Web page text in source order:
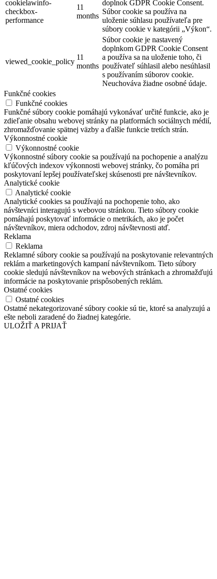
cookielawinfo-
checkbox-
performance
11
months
doplnok GDPR Cookie Consent.
Súbor cookie sa používa na
uloženie súhlasu používateľa pre
súbory cookie v kategórii „Výkon“.
viewed_cookie_policy
11
months
Súbor cookie je nastavený
doplnkom GDPR Cookie Consent
a používa sa na uloženie toho, či
používateľ súhlasil alebo nesúhlasil
s používaním súborov cookie.
Neuchováva žiadne osobné údaje.
Funkčné cookies
Funkčné cookies
Funkčné súbory cookie pomáhajú vykonávať určité funkcie, ako je
zdieľanie obsahu webovej stránky na platformách sociálnych médií,
zhromažďovanie spätnej väzby a ďalšie funkcie tretích strán.
Výkonnostné cookie
Výkonnostné cookie
Výkonnostné súbory cookie sa používajú na pochopenie a analýzu
kľúčových indexov výkonnosti webovej stránky, čo pomáha pri
poskytovaní lepšej používateľskej skúsenosti pre návštevníkov.
Analytické cookie
Analytické cookie
Analytické cookies sa používajú na pochopenie toho, ako
návštevníci interagujú s webovou stránkou. Tieto súbory cookie
pomáhajú poskytovať informácie o metrikách, ako je počet
návštevníkov, miera odchodov, zdroj návštevnosti atď.
Reklama
Reklama
Reklamné súbory cookie sa používajú na poskytovanie relevantných
reklám a marketingových kampaní návštevníkom. Tieto súbory
cookie sledujú návštevníkov na webových stránkach a zhromažďujú
informácie na poskytovanie prispôsobených reklám.
Ostatné cookies
Ostatné cookies
Ostatné nekategorizované súbory cookie sú tie, ktoré sa analyzujú a
ešte neboli zaradené do žiadnej kategórie.
ULOŽIŤ A PRIJAŤ